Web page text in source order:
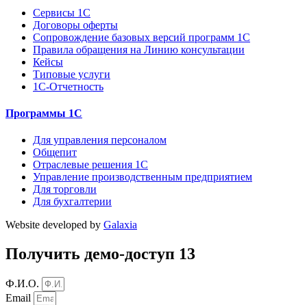
Сервисы 1С
Договоры оферты
Сопровождение базовых версий программ 1С
Правила обращения на Линию консультации
Кейсы
Типовые услуги
1С-Отчетность
Программы 1С
Для управления персоналом
Общепит
Отраслевые решения 1С
Управление производственным предприятием
Для торговли
Для бухгалтерии
Website developed by Galaxia
Получить демо-доступ 13
Ф.И.О.
Email